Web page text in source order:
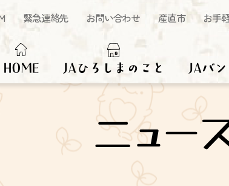
緊急連絡先 お問い合わせ 産直市 お手
HOME JAひろしまのこと JAバ
ニュー